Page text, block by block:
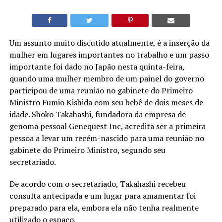
Um assunto muito discutido atualmente, é a inserção da
mulher em lugares importantes no trabalho e um passo
importante foi dado no Japão nesta quinta-feira,
quando uma mulher membro de um painel do governo
participou de uma reunião no gabinete do Primeiro
Ministro Fumio Kishida com seu bebê de dois meses de
idade. Shoko Takahashi, fundadora da empresa de
genoma pessoal Genequest Inc, acredita ser a primeira
pessoa a levar um recém-nascido para uma reunião no
gabinete do Primeiro Ministro, segundo seu
secretariado.
De acordo com o secretariado, Takahashi recebeu
consulta antecipada e um lugar para amamentar foi
preparado para ela, embora ela não tenha realmente
utilizado o espaço.